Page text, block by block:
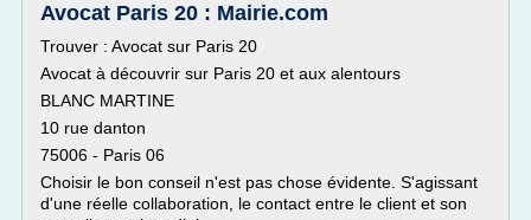
Avocat Paris 20 : Mairie.com
Trouver : Avocat sur Paris 20
Avocat à découvrir sur Paris 20 et aux alentours
BLANC MARTINE
10 rue danton
75006 - Paris 06
Choisir le bon conseil n'est pas chose évidente. S'agissant
d'une réelle collaboration, le contact entre le client et son